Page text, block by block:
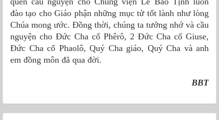
đào tạo cho Giáo phận những mục tử tốt lành như lòng
Chúa mong ước. Đồng thời, chúng ta tưởng nhớ và cầu
nguyện cho Đức Cha cố Phêrô, 2 Đức Cha cố Giuse,
Đức Cha cố Phaolô, Quý Cha giáo, Quý Cha và anh
em đồng môn đã qua đời.
BBT